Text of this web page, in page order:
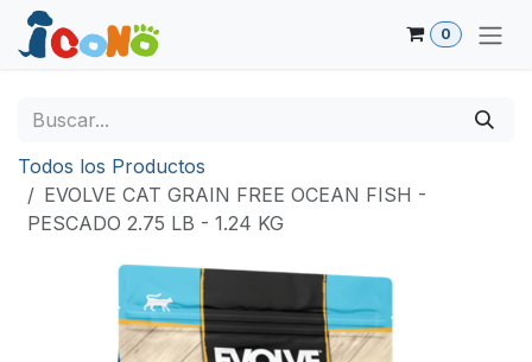
Ir al contenido
0
Todos los Productos
EVOLVE CAT GRAIN FREE OCEAN FISH -
PESCADO 2.75 LB - 1.24 KG